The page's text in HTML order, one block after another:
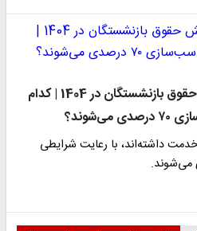
خبر مهم دولت درباره افزایش حقوق بازنشستگان در 1404 | کدام
داشته‌اند، با رعایت شرایطی